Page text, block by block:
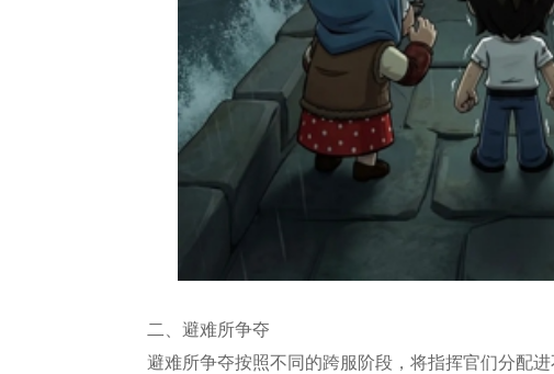
二、避难所争夺
避难所争夺按照不同的跨服阶段，将指挥官们分配进